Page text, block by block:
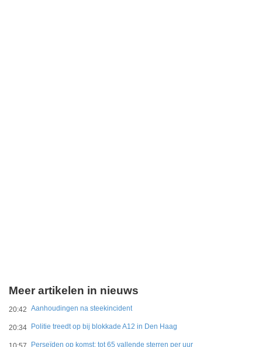
Meer artikelen in nieuws
20:42 Aanhoudingen na steekincident
20:34 Politie treedt op bij blokkade A12 in Den Haag
Perseïden op komst: tot 65 vallende sterren per uur